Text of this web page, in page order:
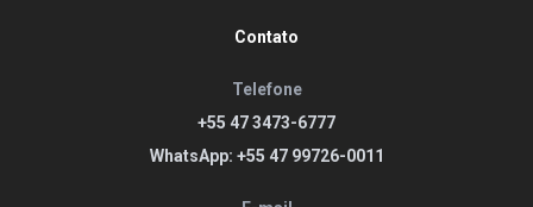
Contato
Telefone
+55 47 3473-6777
WhatsApp: +55 47 99726-0011